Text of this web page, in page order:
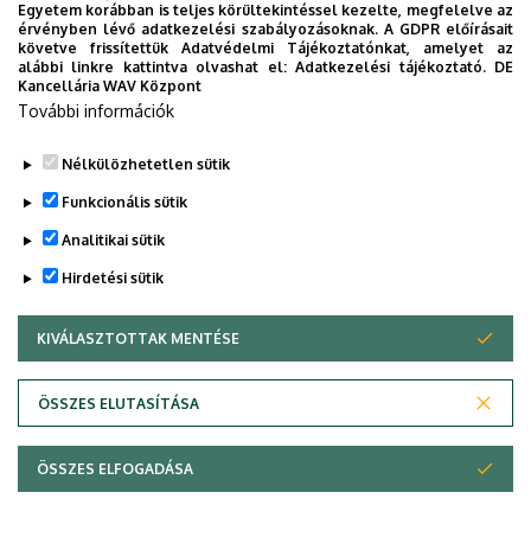
2021
Habilitációs védések - Archívum
Legutóbb frissítve: 2026. 01. 29. 11:49
© 2026 Unideb
Egyetem korábban is teljes körültekintéssel kezelte, megfelelve az
érvényben lévő adatkezelési szabályozásoknak. A GDPR előírásait
követve frissítettük Adatvédelmi Tájékoztatónkat, amelyet az
alábbi linkre kattintva olvashat el:Adatkezelési tájékoztató. DE
Kancellária WAV Központ
További információk
Nélkülözhetetlen sütik
Funkcionális sütik
Analitikai sütik
Hirdetési sütik
KIVÁLASZTOTTAK MENTÉSE
ÖSSZES ELUTASÍTÁSA
WITHDRAW CONSENT
ÖSSZES ELFOGADÁSA